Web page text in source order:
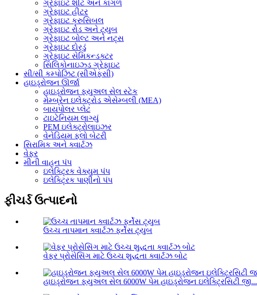
ગ્રેફાઇટ શીટ અને કાગળ
ગ્રેફાઇટ હીટર
ગ્રેફાઇટ ક્રુસિબલ
ગ્રેફાઇટ રોડ અને ટ્યુબ
ગ્રેફાઇટ બોલ્ટ અને નટ્સ
ગ્રેફાઇટ દોરડું
ગ્રેફાઇટ સેમિકન્ડક્ટર
સિલિકોનાઇઝ્ડ ગ્રેફાઇટ
સી/સી કમ્પોઝિટ (સીએફસી)
હાઇડ્રોજન ઊર્જા
હાઇડ્રોજન ફ્યુઅલ સેલ સ્ટેક
મેમ્બ્રેન ઇલેક્ટ્રોડ એસેમ્બલી (MEA)
બાયપોલર પ્લેટ
ટાઇટેનિયમ લાગ્યું
PEM ઇલેક્ટ્રોલાઇઝર
વેનેડિયમ ફ્લો બેટરી
સિરામિક અને ક્વાર્ટઝ
વેફર
મીની વાહન પંપ
ઇલેક્ટ્રિક વેક્યુમ પંપ
ઇલેક્ટ્રિક પાણીનો પંપ
ફીચર્ડ ઉત્પાદનો
ઉચ્ચ તાપમાન ક્વાર્ટઝ ફર્નેસ ટ્યુબ
વેફર પ્રોસેસિંગ માટે ઉચ્ચ શુદ્ધતા ક્વાર્ટઝ બોટ
હાઇડ્રોજન ફ્યુઅલ સેલ 6000W પેમ હાઇડ્રોજન ઇલેક્ટ્રિસિટી જી...